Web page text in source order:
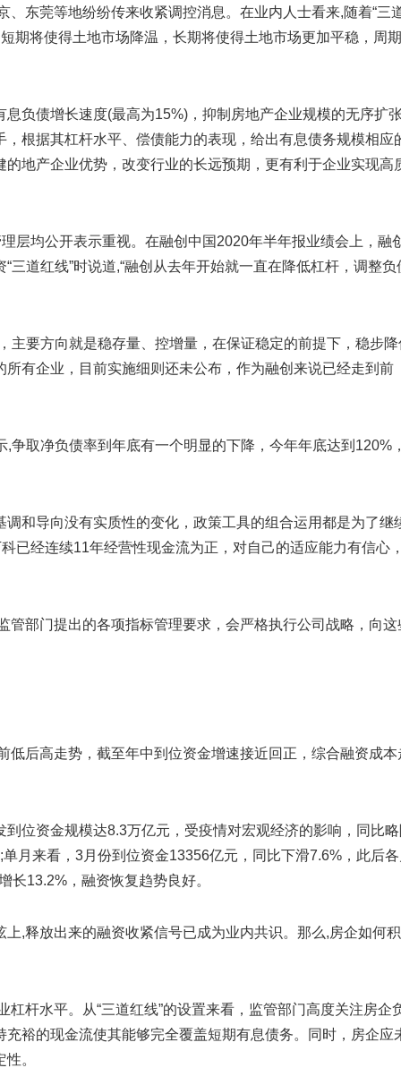
东莞等地纷纷传来收紧调控消息。在业内人士看来,随着“三
期将使得土地市场降温，长期将使得土地市场更加平稳，周
负债增长速度(最高为15%)，抑制房地产企业规模的无序扩
根据其杠杆水平、偿债能力的表现，给出有息债务规模相应
地产企业优势，改变行业的长远预期，更有利于企业实现高
层均公开表示重视。在融创中国2020年半年报业绩会上，融
道红线”时说道,“融创从去年开始就一直在降低杠杆，调整负
主要方向就是稳存量、控增量，在保证稳定的前提下，稳步降
有企业，目前实施细则还未公布，作为融创来说已经走到前
争取净负债率到年底有一个明显的下降，今年年底达到120%
和导向没有实质性的变化，政策工具的组合运用都是为了继
已经连续11年经营性现金流为正，对自己的适应能力有信心
管部门提出的各项指标管理要求，会严格执行公司战略，向这
低后高走势，截至年中到位资金增速接近回正，综合融资成本
位资金规模达8.3万亿元，受疫情对宏观经济的影响，同比
月来看，3月份到位资金13356亿元，同比下滑7.6%，此后
长13.2%，融资恢复趋势良好。
,释放出来的融资收紧信号已成为业内共识。那么,房企如何
杆水平。从“三道红线”的设置来看，监管部门高度关注房企
裕的现金流使其能够完全覆盖短期有息债务。同时，房企应
。